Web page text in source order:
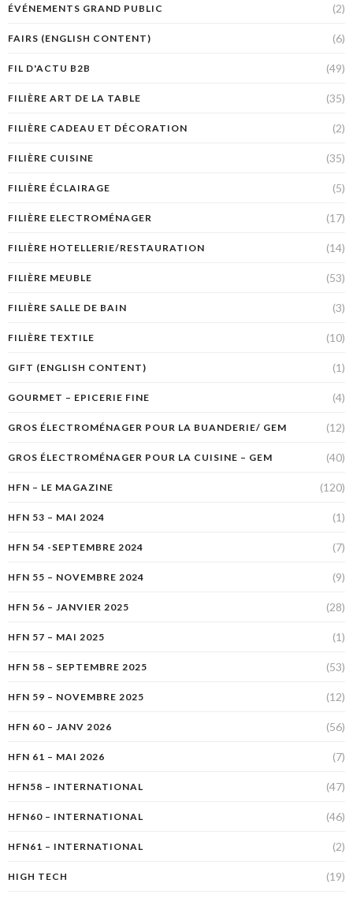
ÉVÉNEMENTS GRAND PUBLIC (2)
FAIRS (ENGLISH CONTENT) (6)
FIL D'ACTU B2B (49)
FILIÈRE ART DE LA TABLE (35)
FILIÈRE CADEAU ET DÉCORATION (2)
FILIÈRE CUISINE (35)
FILIÈRE ÉCLAIRAGE (5)
FILIÈRE ELECTROMÉNAGER (17)
FILIÈRE HOTELLERIE/RESTAURATION (14)
FILIÈRE MEUBLE (53)
FILIÈRE SALLE DE BAIN (3)
FILIÈRE TEXTILE (10)
GIFT (ENGLISH CONTENT) (1)
GOURMET – EPICERIE FINE (4)
GROS ÉLECTROMÉNAGER POUR LA BUANDERIE/ GEM (12)
GROS ÉLECTROMÉNAGER POUR LA CUISINE – GEM (40)
HFN – LE MAGAZINE (120)
HFN 53 – MAI 2024 (1)
HFN 54 -SEPTEMBRE 2024 (7)
HFN 55 – NOVEMBRE 2024 (9)
HFN 56 – JANVIER 2025 (28)
HFN 57 – MAI 2025 (1)
HFN 58 – SEPTEMBRE 2025 (53)
HFN 59 – NOVEMBRE 2025 (12)
HFN 60 – JANV 2026 (56)
HFN 61 – MAI 2026 (7)
HFN58 – INTERNATIONAL (47)
HFN60 – INTERNATIONAL (46)
HFN61 – INTERNATIONAL (2)
HIGH TECH (19)